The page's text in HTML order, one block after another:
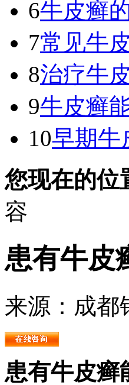
6牛皮癣
7常见牛
8治疗牛
9牛皮癣
10早期牛
您现在的位
容
患有牛皮
来源：成都
患有牛皮癣